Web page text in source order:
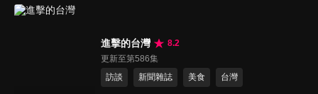
進擊的台灣
8.2
更新至第586集
訪談
新聞雜誌 美食 台灣